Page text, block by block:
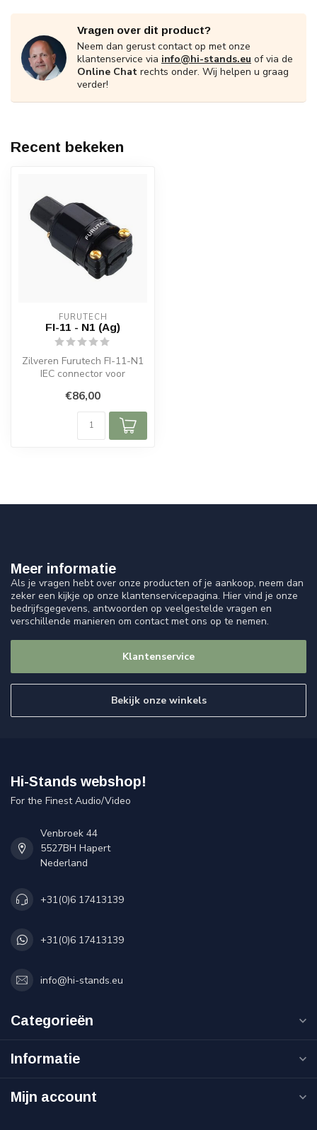
Vragen over dit product?
Neem dan gerust contact op met onze
klantenservice via info@hi-stands.eu of via de
Online Chat rechts onder. Wij helpen u graag
verder!
Recent bekeken
FURUTECH
FI-11 - N1 (Ag)
Zilveren Furutech FI-11-N1
IEC connector voor
kabeldia...
€86,00
Meer informatie
Als je vragen hebt over onze producten of je aankoop, neem dan
zeker een kijkje op onze klantenservicepagina. Hier vind je onze
bedrijfsgegevens, antwoorden op veelgestelde vragen en
verschillende manieren om contact met ons op te nemen.
Klantenservice
Bekijk onze winkels
Hi-Stands webshop!
For the Finest Audio/Video
Venbroek 44
5527BH Hapert
Nederland
+31(0)6 17413139
+31(0)6 17413139
info@hi-stands.eu
Categorieën
Informatie
Mijn account